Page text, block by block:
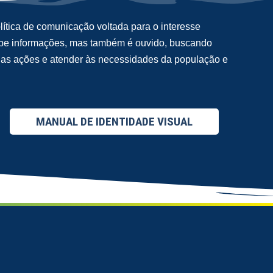
de comunicação voltada para o interesse
informações, mas também é ouvido, buscando
ações e atender às necessidades da população e
MANUAL DE IDENTIDADE VISUAL